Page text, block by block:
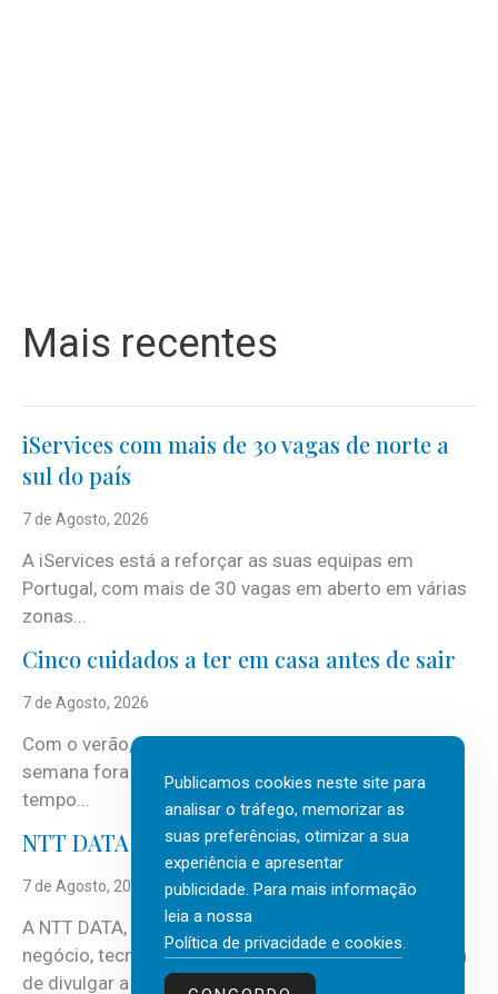
Mais recentes
iServices com mais de 30 vagas de norte a
sul do país
7 de Agosto, 2026
A iServices está a reforçar as suas equipas em
Portugal, com mais de 30 vagas em aberto em várias
zonas...
Cinco cuidados a ter em casa antes de sair
7 de Agosto, 2026
Com o verão, chegam também as férias, os fins-de-
semana fora e os dias em que a casa fica mais
tempo...
NTT DATA Insurtech Global Outlook 2026
7 de Agosto, 2026
A NTT DATA, consultora global em serviços de
negócio, tecnologia e inteligência artificial (IA), acaba
de divulgar a mais recente...
Publicamos cookies neste site para
analisar o tráfego, memorizar as
suas preferências, otimizar a sua
experiência e apresentar
publicidade. Para mais informação
leia a nossa
Política de privacidade e cookies.